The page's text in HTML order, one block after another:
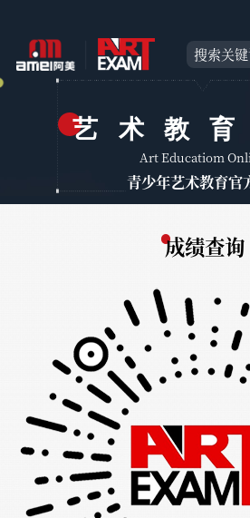
艺术教
Art Educatiom
青少年艺术教育官
成绩查询